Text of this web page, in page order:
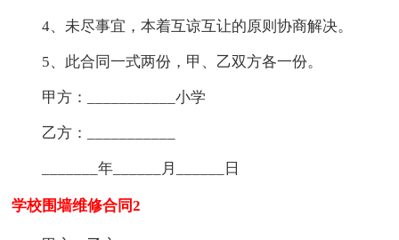
4、未尽事宜，本着互谅互让的原则协商解决。
5、此合同一式两份，甲、乙双方各一份。
甲方：___________小学
乙方：___________
_______年______月______日
学校围墙维修合同2